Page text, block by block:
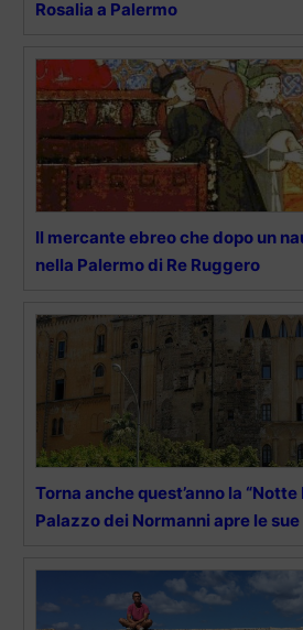
Rosalia a Palermo
Il mercante ebreo che dopo un
nella Palermo di Re Ruggero
Torna anche quest’anno la “Notte
Palazzo dei Normanni apre le